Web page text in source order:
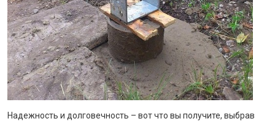
Надежность и долговечность – вот что вы получите, выбрав